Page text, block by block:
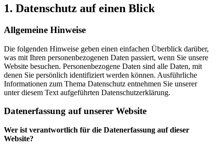
1. Datenschutz auf einen Blick
Allgemeine Hinweise
Die folgenden Hinweise geben einen einfachen Überblick darüber,
was mit Ihren personenbezogenen Daten passiert, wenn Sie unsere
Website besuchen. Personenbezogene Daten sind alle Daten, mit
denen Sie persönlich identifiziert werden können. Ausführliche
Informationen zum Thema Datenschutz entnehmen Sie unserer
unter diesem Text aufgeführten Datenschutzerklärung.
Datenerfassung auf unserer Website
Wer ist verantwortlich für die Datenerfassung auf dieser
Website?